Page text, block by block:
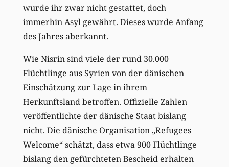
wurde ihr zwar nicht gestattet, doch
immerhin Asyl gewährt. Dieses wurde Anfang
des Jahres aberkannt.
Wie Nisrin sind viele der rund 30.000
Flüchtlinge aus Syrien von der dänischen
Einschätzung zur Lage in ihrem
Herkunftsland betroffen. Offizielle Zahlen
veröffentlichte der dänische Staat bislang
nicht. Die dänische Organisation „Refugees
Welcome“ schätzt, dass etwa 900 Flüchtlinge
bislang den gefürchteten Bescheid erhalten